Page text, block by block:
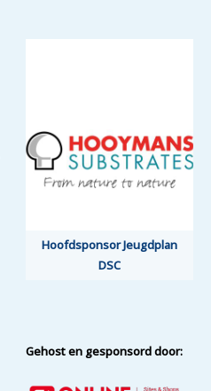
Hoofdsponsor Jeugdplan
DSC
Gehost en gesponsord door: